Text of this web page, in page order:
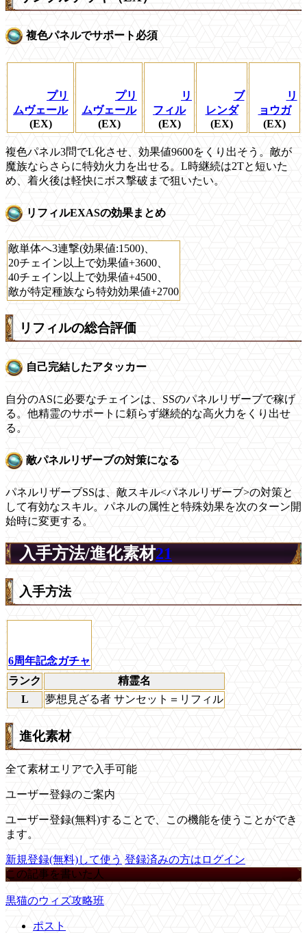
複色パネルでサポート必須
プリ
ムヴェール
(EX)
プリ
ムヴェール
(EX)
リ
フィル
(EX)
ブ
レンダ
(EX)
リ
ョウガ
(EX)
複色パネル3問でL化させ、効果値9600をくり出そう。敵が
魔族ならさらに特効火力を出せる。L時継続は2Tと短いた
め、着火後は軽快にボス撃破まで狙いたい。
リフィルEXASの効果まとめ
敵単体へ3連撃(効果値:1500)、
20チェイン以上で効果値+3600、
40チェイン以上で効果値+4500、
敵が特定種族なら特効効果値+2700
リフィルの総合評価
自己完結したアタッカー
自分のASに必要なチェインは、SSのパネルリザーブで稼げ
る。他精霊のサポートに頼らず継続的な高火力をくり出せ
る。
敵パネルリザーブの対策になる
パネルリザーブSSは、敵スキル<パネルリザーブ>の対策と
して有効なスキル。パネルの属性と特殊効果を次のターン開
始時に変更する。
入手方法/進化素材21
入手方法
6周年記念ガチャ
ランク
精霊名
L
夢想見ざる者 サンセット＝リフィル
進化素材
全て素材エリアで入手可能
ユーザー登録のご案内
ユーザー登録(無料)することで、この機能を使うことができ
ます。
新規登録(無料)して使う 登録済みの方はログイン
この記事を書いた人
黒猫のウィズ攻略班
ポスト